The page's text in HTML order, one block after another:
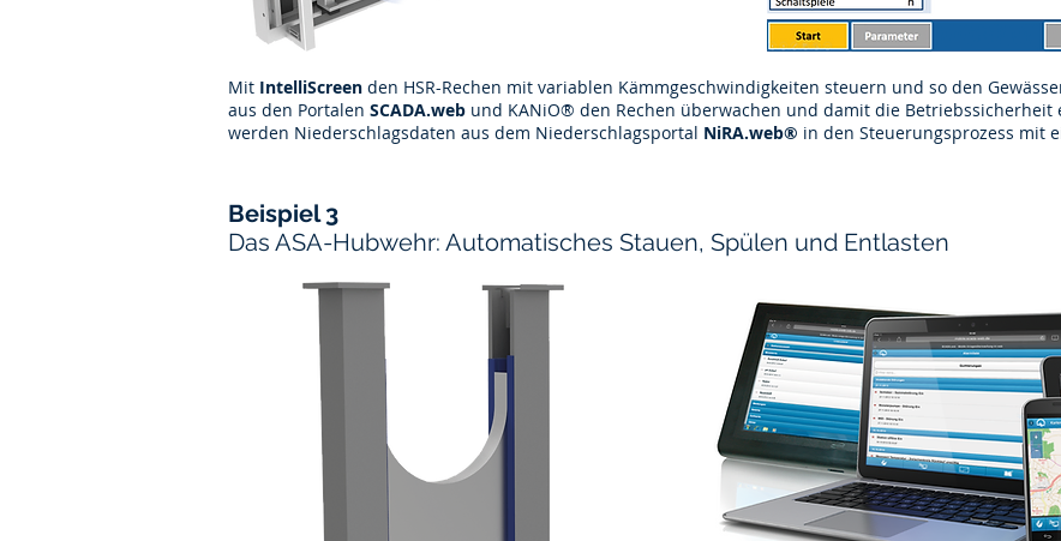
Mit IntelliScreen den HSR-Rechen mit variablen Kämmgeschwindigkeiten steuern und so den
aus den Portalen SCADA.web und KANiO® den Rechen überwachen und damit die
werden Niederschlagsdaten aus dem Niederschlagsportal NiRA.web® in den Steuerungsprozess mit
Beispiel 3
Das ASA-Hubwehr: Automatisches Stauen, Spülen und Entlasten